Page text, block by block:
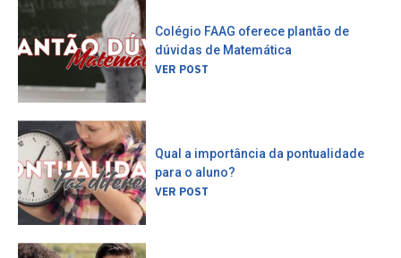
Colégio FAAG oferece plantão de
dúvidas de Matemática
VER POST
Qual a importância da pontualidade
para o aluno?
VER POST